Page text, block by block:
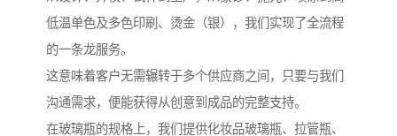
低温单色及多色印刷、烫金（银），我们实现了全流程
的一条龙服务。
这意味着客户无需辗转于多个供应商之间，只要与我们
沟通需求，便能获得从创意到成品的完整支持。
在玻璃瓶的规格上，我们提供化妆品玻璃瓶、拉管瓶、